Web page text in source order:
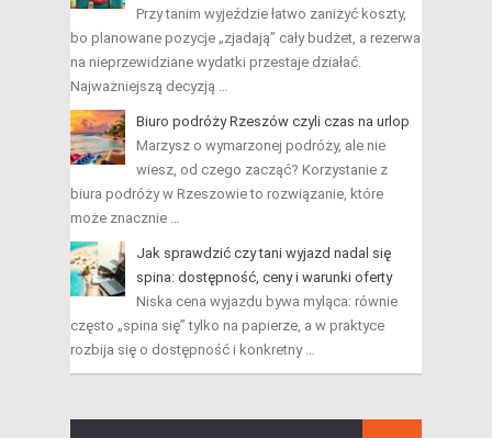
Przy tanim wyjeździe łatwo zaniżyć koszty,
bo planowane pozycje „zjadają” cały budżet, a rezerwa
na nieprzewidziane wydatki przestaje działać.
Najważniejszą decyzją …
Biuro podróży Rzeszów czyli czas na urlop
Marzysz o wymarzonej podróży, ale nie
wiesz, od czego zacząć? Korzystanie z
biura podróży w Rzeszowie to rozwiązanie, które
może znacznie …
Jak sprawdzić czy tani wyjazd nadal się
spina: dostępność, ceny i warunki oferty
Niska cena wyjazdu bywa myląca: równie
często „spina się” tylko na papierze, a w praktyce
rozbija się o dostępność i konkretny …